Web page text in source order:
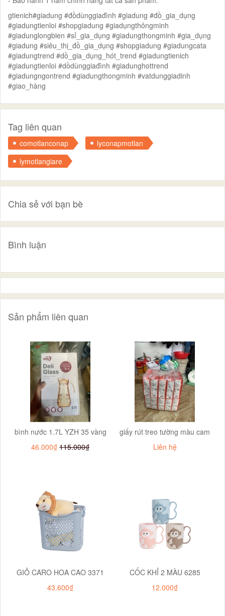
gtienich#giadung #đồdùnggiađình #giadung #đồ_gia_dụng
#giadungtienloi #shopgiadung #giadụngthôngminh
#giadunglongbien #sỉ_gia_dụng #giadungthongminh #gia_dụng
#giadung #siêu_thị_đồ_gia_dụng #shopgiadung #giadungcata
#giadungtrend #dồ_gia_dụng_hót_trend #giadungtienich
#giadungtienloi #dồdùnggiađình #giadunghottrend
#giadungngontrend #giadungthongminh #vatdunggiadinh
#giao_hàng
Tag liên quan
comotlanconap
lyconapmotlan
lymotlangiare
Chia sẻ với bạn bè
Bình luận
Sản phẩm liên quan
bình nước 1.7L YZH 35 vàng
46.000₫ 115.000₫
giấy rút treo tường màu cam
Liên hệ
GIỎ CARO HOA CAO 3371
43.600₫
CỐC KHỈ 2 MÀU 6285
12.000₫